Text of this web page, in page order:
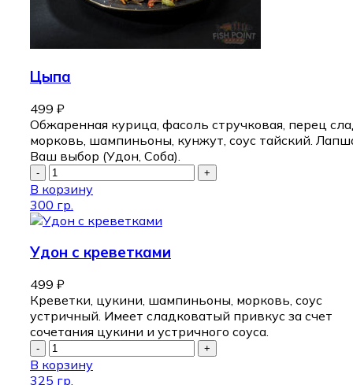
Цыпа
499 ₽
Обжаренная курица, фасоль стручковая, перец
морковь, шампиньоны, кунжут, соус тайский.
Ваш выбор (Удон, Соба).
В корзину
300 гр.
Удон с креветками
499 ₽
Креветки, цукини, шампиньоны, морковь, соус
устричный. Имеет сладковатый привкус за счет
сочетания цукини и устричного соуса.
В корзину
325 гр.